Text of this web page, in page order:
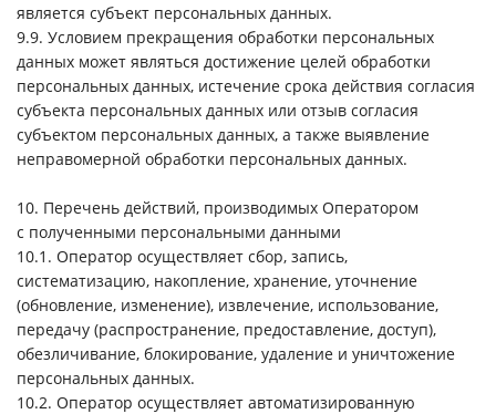
является субъект персональных данных.
9.9. Условием прекращения обработки персональных
данных может являться достижение целей обработки
персональных данных, истечение срока действия согласия
субъекта персональных данных или отзыв согласия
субъектом персональных данных, а также выявление
неправомерной обработки персональных данных.
10. Перечень действий, производимых Оператором
с полученными персональными данными
10.1. Оператор осуществляет сбор, запись,
систематизацию, накопление, хранение, уточнение
(обновление, изменение), извлечение, использование,
передачу (распространение, предоставление, доступ),
обезличивание, блокирование, удаление и уничтожение
персональных данных.
10.2. Оператор осуществляет автоматизированную